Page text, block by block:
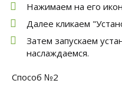
Нажимаем на его
Далее кликаем
Затем запускаем
наслаждаемся.
Способ №2